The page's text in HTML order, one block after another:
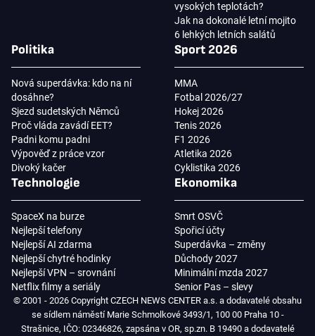
vysokých teplotách?
Jak na dokonalé letní mojito
6 lehkých letních salátů
Politika
Nová superdávka: kdo na ní
dosáhne?
Sjezd sudetských Němců
Proč vláda zavádí EET?
Padni komu padni
Výpověď z práce vzor
Divoký kačer
Sport 2026
MMA
Fotbal 2026/27
Hokej 2026
Tenis 2026
F1 2026
Atletika 2026
Cyklistika 2026
Technologie
SpaceX na burze
Nejlepší telefony
Nejlepší AI zdarma
Nejlepší chytré hodinky
Nejlepší VPN – srovnání
Netflix filmy a seriály
Ekonomika
Smrt OSVČ
Spořicí účty
Superdávka – změny
Důchody 2027
Minimální mzda 2027
Senior Pas – slevy
© 2001 - 2026 Copyright CZECH NEWS CENTER a.s. a dodavatelé obsahu
se sídlem náměstí Marie Schmolkové 3493/1, 100 00 Praha 10 -
Strašnice, IČO: 02346826, zapsána v OR, sp.zn. B 19490 a dodavatelé